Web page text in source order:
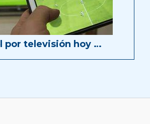
por televisión hoy …